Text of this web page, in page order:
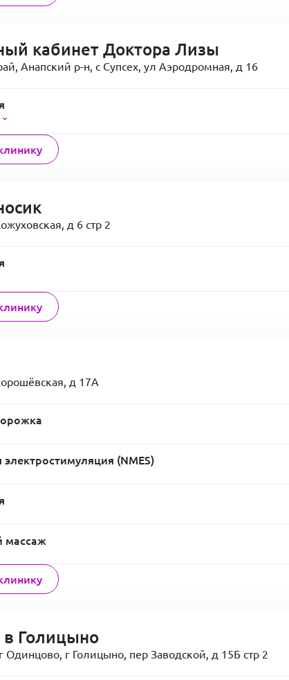
кабинет Доктора Лизы
Анапский р-н, с Супсех, ул Аэродромная, д 16
д 6 стр 2
д 17А
(NMES)
массаж
Голицыно
Одинцово, г Голицыно, пер Заводской, д 15Б стр 2